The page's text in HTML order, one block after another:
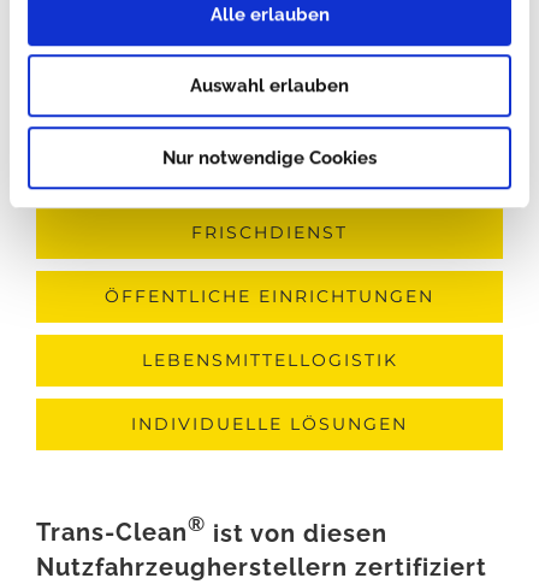
Alle erlauben
Auswahl erlauben
Nur notwendige Cookies
CATERING
FRISCHDIENST
ÖFFENTLICHE EINRICHTUNGEN
LEBENSMITTELLOGISTIK
INDIVIDUELLE LÖSUNGEN
Trans-Clean® ist von diesen
Nutzfahrzeugherstellern zertifiziert